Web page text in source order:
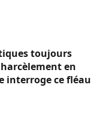
toujours
en
interroge ce fléau